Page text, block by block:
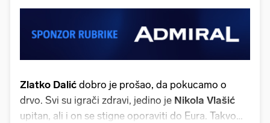
Zlatko Dalić dobro je prošao, da pokucamo o
drvo. Svi su igrači zdravi, jedino je Nikola Vlašić
upitan, ali i on se stigne oporaviti do Eura. Takvo